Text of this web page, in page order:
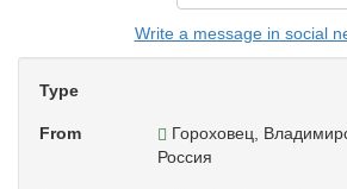
Write a message in social
Type
From
Гороховец,
Россия